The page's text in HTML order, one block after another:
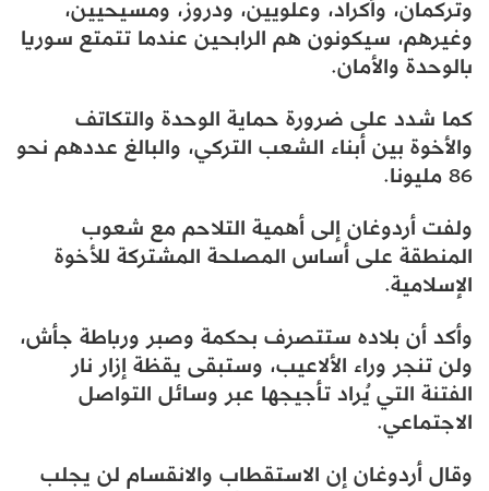
وتركمان، وأكراد، وعلويين، ودروز، ومسيحيين،
وغيرهم، سيكونون هم الرابحين عندما تتمتع سوريا
بالوحدة والأمان.
كما شدد على ضرورة حماية الوحدة والتكاتف
والأخوة بين أبناء الشعب التركي، والبالغ عددهم نحو
86 مليونا.
ولفت أردوغان إلى أهمية التلاحم مع شعوب
المنطقة على أساس المصلحة المشتركة للأخوة
الإسلامية.
وأكد أن بلاده ستتصرف بحكمة وصبر ورباطة جأش،
ولن تنجر وراء الألاعيب، وستبقى يقظة إزار نار
الفتنة التي يُراد تأجيجها عبر وسائل التواصل
الاجتماعي.
وقال أردوغان إن الاستقطاب والانقسام لن يجلب